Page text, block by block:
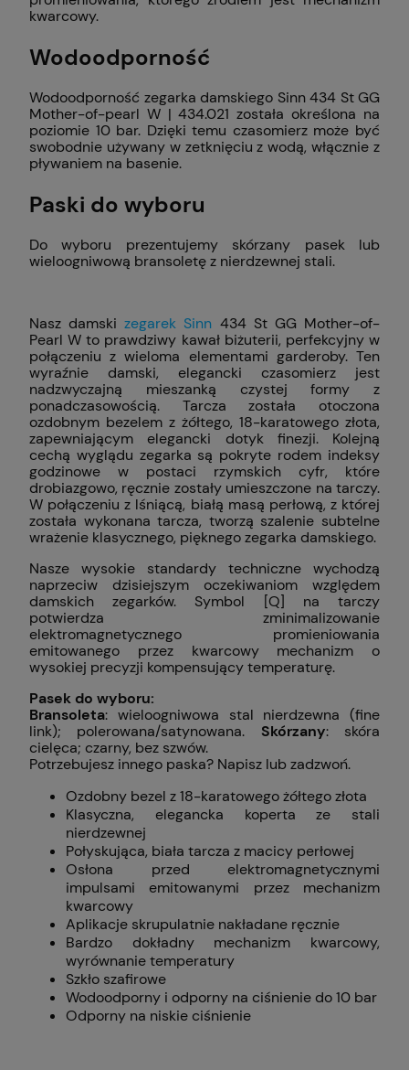
kwarcowy.
Wodoodporność
Wodoodporność zegarka damskiego Sinn 434 St GG
Mother-of-pearl W | 434.021 została określona na
poziomie 10 bar. Dzięki temu czasomierz może być
swobodnie używany w zetknięciu z wodą, włącznie z
pływaniem na basenie.
Paski do wyboru
Do wyboru prezentujemy skórzany pasek lub
wieloogniwową bransoletę z nierdzewnej stali.
Nasz damskizegarek Sinn 434 St GG Mother-of-
Pearl W to prawdziwy kawał biżuterii, perfekcyjny w
połączeniu z wieloma elementami garderoby. Ten
wyraźnie damski, elegancki czasomierz jest
nadzwyczajną mieszanką czystej formy z
ponadczasowością. Tarcza została otoczona
ozdobnym bezelem z żółtego, 18-karatowego złota,
zapewniającym elegancki dotyk finezji. Kolejną
cechą wyglądu zegarka są pokryte rodem indeksy
godzinowe w postaci rzymskich cyfr, które
drobiazgowo, ręcznie zostały umieszczone na tarczy.
W połączeniu z lśniącą, białą masą perłową, z której
została wykonana tarcza, tworzą szalenie subtelne
wrażenie klasycznego, pięknego zegarka damskiego.
Nasze wysokie standardy techniczne wychodzą
naprzeciw dzisiejszym oczekiwaniom względem
damskich zegarków. Symbol [Q] na tarczy
potwierdza zminimalizowanie
elektromagnetycznego promieniowania
emitowanego przez kwarcowy mechanizm o
wysokiej precyzji kompensujący temperaturę.
Pasek do wyboru:
Bransoleta: wieloogniwowa stal nierdzewna (fine
link); polerowana/satynowana. Skórzany: skóra
cielęca; czarny, bez szwów.
Potrzebujesz innego paska? Napisz lub zadzwoń.
Ozdobny bezel z 18-karatowego żółtego złota
Klasyczna, elegancka koperta ze stali
nierdzewnej
Połyskująca, biała tarcza z macicy perłowej
Osłona przed elektromagnetycznymi
impulsami emitowanymi przez mechanizm
kwarcowy
Aplikacje skrupulatnie nakładane ręcznie
Bardzo dokładny mechanizm kwarcowy,
wyrównanie temperatury
Szkło szafirowe
Wodoodporny i odporny na ciśnienie do 10 bar
Odporny na niskie ciśnienie